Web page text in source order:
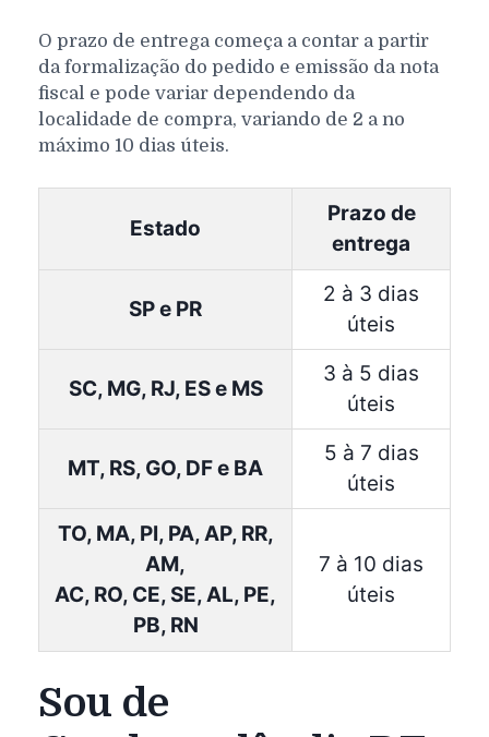
O prazo de entrega começa a contar a partir
da formalização do pedido e emissão da nota
fiscal e pode variar dependendo da
localidade de compra, variando de 2 a no
máximo 10 dias úteis.
Estado
Prazo de
entrega
SP e PR
2 à 3 dias
úteis
SC, MG, RJ, ES e MS
3 à 5 dias
úteis
MT, RS, GO, DF e BA
5 à 7 dias
úteis
TO, MA, PI, PA, AP, RR,
AM,
AC, RO, CE, SE, AL, PE,
PB, RN
7 à 10 dias
úteis
Sou de